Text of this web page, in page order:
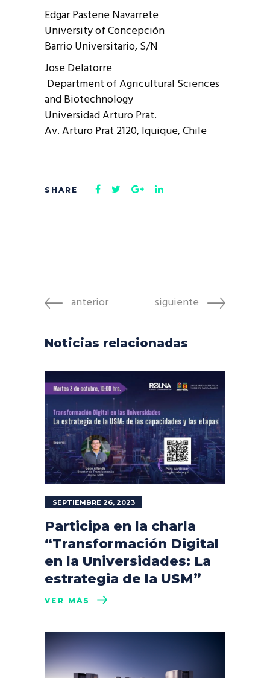
Edgar Pastene Navarrete
University of Concepción
Barrio Universitario, S/N
Jose Delatorre
Department of Agricultural Sciences
and Biotechnology
Universidad Arturo Prat.
Av. Arturo Prat 2120, Iquique, Chile
anterior siguiente
Noticias relacionadas
SEPTIEMBRE 26, 2023
Participa en la charla
“Transformación Digital
en la Universidades: La
estrategia de la USM”
VER MÁS